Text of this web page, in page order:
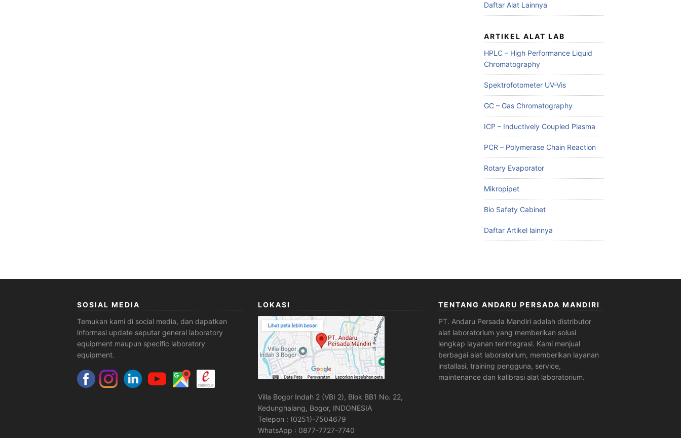
Daftar Alat Lainnya
ARTIKEL ALAT LAB
HPLC – High Performance Liquid
Chromatography
Spektrofotometer UV-Vis
GC – Gas Chromatography
ICP – Inductively Coupled Plasma
PCR – Polymerase Chain Reaction
Rotary Evaporator
Mikropipet
Bio Safety Cabinet
Daftar Artikel lainnya
SOSIAL MEDIA
Temukan kami di social media, dan dapatkan
informasi update seputar general laboratory
equipment maupun specific laboratory
equipment.
LOKASI
Villa Bogor Indah 2 (VBI 2), Blok BB1 No. 22,
Kedunghalang, Bogor, INDONESIA
Telepon : (0251)-7504679
WhatsApp : 0877-7727-7740
TENTANG ANDARU PERSADA MANDIRI
PT. Andaru Persada Mandiri adalahdistributor
alat laboratorium yang memberikan solusi
lengkap layanan terintegrasi. Kami menjual
berbagai alat laboratorium, memberikan layanan
installasi, training pengguna, service,
maintenance dan kalibrasi alat laboratorium.